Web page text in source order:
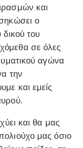
και
ο
του
σε όλες
αγώνα
την
και εμείς
και θα μας
μας όσιο